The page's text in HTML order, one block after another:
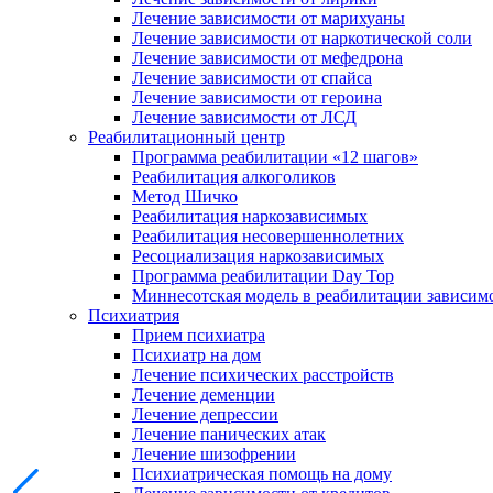
Лечение зависимости от марихуаны
Лечение зависимости от наркотической соли
Лечение зависимости от мефедрона
Лечение зависимости от спайса
Лечение зависимости от героина
Лечение зависимости от ЛСД
Реабилитационный центр
Программа реабилитации «12 шагов»
Реабилитация алкоголиков
Метод Шичко
Реабилитация наркозависимых
Реабилитация несовершеннолетних
Ресоциализация наркозависимых
Программа реабилитации Day Top
Миннесотская модель в реабилитации
Психиатрия
Прием психиатра
Психиатр на дом
Лечение психических расстройств
Лечение деменции
Лечение депрессии
Лечение панических атак
Лечение шизофрении
Психиатрическая помощь на дому